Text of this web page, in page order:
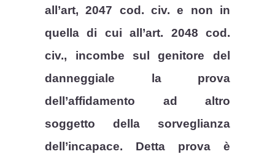
all’art, 2047 cod. civ. e non in
quella di cui all’art. 2048 cod.
civ., incombe sul genitore del
danneggiale la prova
dell’affidamento ad altro
soggetto della sorveglianza
dell’incapace. Detta prova è